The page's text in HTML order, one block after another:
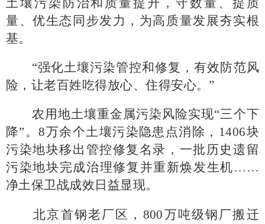
土壤污染防治和质量提升，守数量、提质
量、优生态同步发力，为高质量发展夯实根
基。
“强化土壤污染管控和修复，有效防范风
险，让老百姓吃得放心、住得安心。”
农用地土壤重金属污染风险实现“三个下
降”。8万余个土壤污染隐患点消除，1406块
污染地块移出管控修复名录，一批历史遗留
污染地块完成治理修复并重新焕发生机……
净土保卫战成效日益显现。
北京首钢老厂区， 800万吨级钢厂搬迁